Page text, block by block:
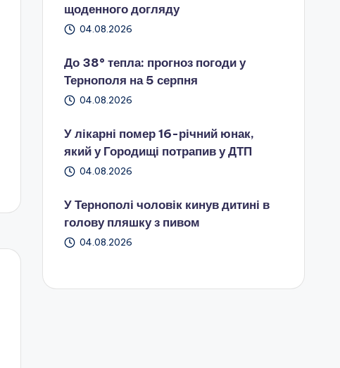
щоденного догляду
04.08.2026
До 38° тепла: прогноз погоди у
Тернополя на 5 серпня
04.08.2026
У лікарні помер 16-річний юнак,
який у Городищі потрапив у ДТП
04.08.2026
У Тернополі чоловік кинув дитині в
голову пляшку з пивом
04.08.2026